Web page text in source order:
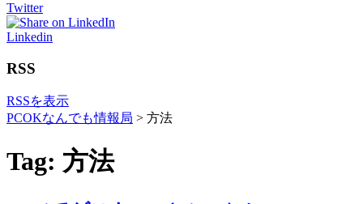
Twitter
Linkedin
RSS
RSSを表示
PCOKなんでも情報局 > 方法
Tag: 方法